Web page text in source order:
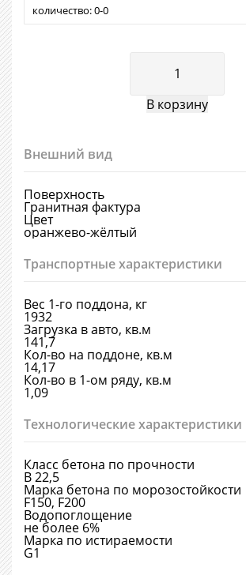
количество:0 0
Внешний вид
Поверхность
Гранитная фактура
Цвет
оранжево-жёлтый
Транспортные характеристики
Вес 1-го поддона, кг
1932
Загрузка в авто, кв.м
141,7
Кол-во на поддоне, кв.м
14,17
Кол-во в 1-ом ряду, кв.м
1,09
Технологические характеристики
Класс бетона по прочности
В 22,5
Марка бетона по морозостойкости
F150, F200
Водопоглощение
не более 6%
Марка по истираемости
G1